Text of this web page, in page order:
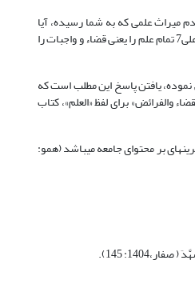
می­گوید: پرسیدم میراث علمی که به شما رسیده، آیا
جوامعی از علم است یا شامل تفسیر و تفصیل همة اموری که مردم در مورد آن صحبت می­کنند، مثل طلاق و واجبات می­شود؟ حضرت فرمود: همانا علی7 تمام علم را یعنی قضاء و واجبات را
یافتن پاسخ این مطلب است که
والفرائض» برای لفظ «العلم»، کتاب
بر محتوای جامعه می‏باشد (همو: